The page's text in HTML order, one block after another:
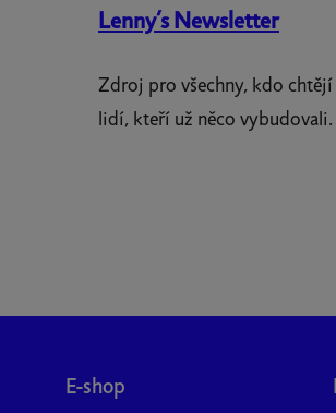
Lenny’s Newsletter
Zdroj pro všechny, kdo
lidí, kteří už něco vybudovali.
E-shop